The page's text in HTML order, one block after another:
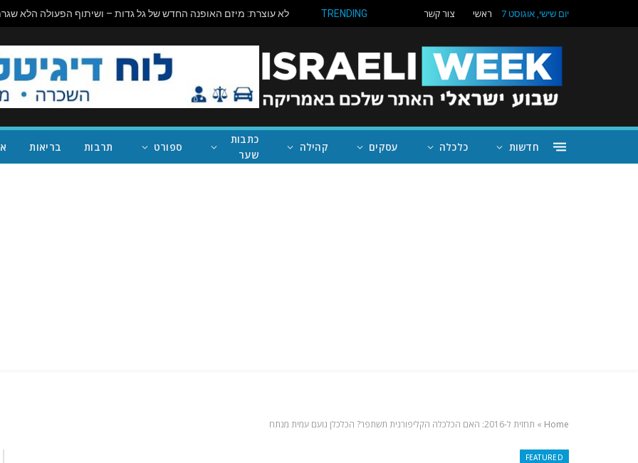
יום שישי, אוגוסט 7 ראשי צור קשר TRENDING
חדשות כלכלה עסקים קהילה
כתבות
שער
ספורט תרבות בריאות
Home
» תחזית ל-2016: האם הכלכלה הקליפורנית תשתפר? הכלכלן נועם עמית מנתח
FEATURED